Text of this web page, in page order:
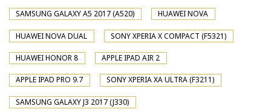
SAMSUNG GALAXY A5 2017 (A520) HUAWEI NOVA
HUAWEI NOVA DUAL SONY XPERIA X COMPACT (F5321)
HUAWEI HONOR 8 APPLE IPAD AIR 2
APPLE IPAD PRO 9.7 SONY XPERIA XA ULTRA (F3211)
SAMSUNG GALAXY J3 2017 (J330)